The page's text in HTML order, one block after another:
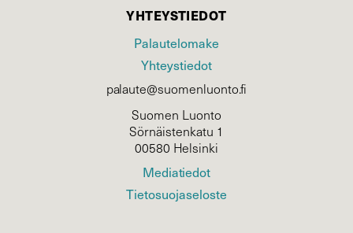
YHTEYSTIEDOT
Palautelomake
Yhteystiedot
palaute@suomenluonto.fi
Suomen Luonto
Sörnäistenkatu 1
00580 Helsinki
Mediatiedot
Tietosuojaseloste